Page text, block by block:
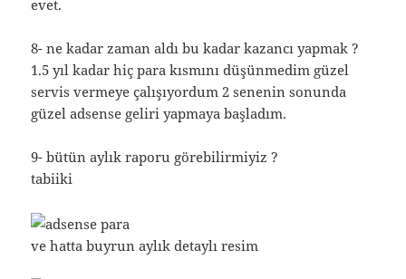
evet.
8- ne kadar zaman aldı bu kadar kazancı yapmak ?
1.5 yıl kadar hiç para kısmını düşünmedim güzel
servis vermeye çalışıyordum 2 senenin sonunda
güzel adsense geliri yapmaya başladım.
9- bütün aylık raporu görebilirmiyiz ?
tabiiki
ve hatta buyrun aylık detaylı resim